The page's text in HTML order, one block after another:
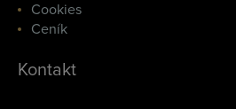
Cookies
Ceník
Kontakt